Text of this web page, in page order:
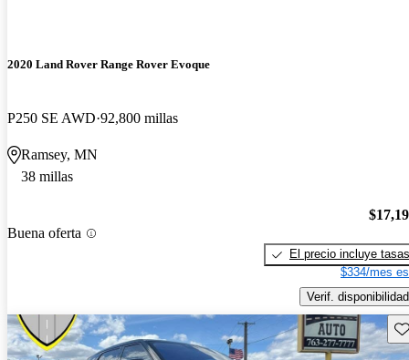
2020 Land Rover Range Rover Evoque
P250 SE AWD 92,800 millas
Ramsey, MN
38 millas
Buena oferta
El precio incluye tasas
$334/mes
Verif. disponibilidad